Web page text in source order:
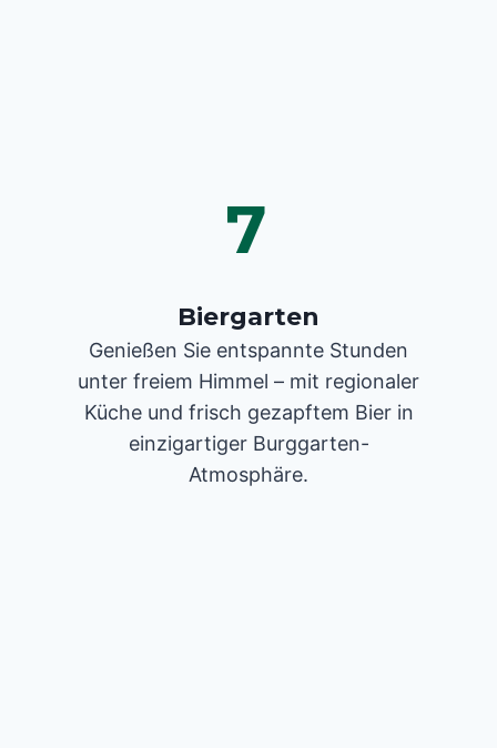
7
Biergarten
Genießen Sie entspannte Stunden
unter freiem Himmel – mit regionaler
Küche und frisch gezapftem Bier in
einzigartiger Burggarten-
Atmosphäre.